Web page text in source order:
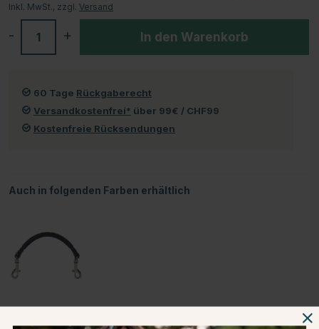
Inkl. MwSt., zzgl. Versand
+
- In den Warenkorb
60 Tage Rückgaberecht
Versandkostenfrei* über 99€ / CHF99
Kostenfreie Rücksendungen
Auch in folgenden Farben erhältlich
Schwarz